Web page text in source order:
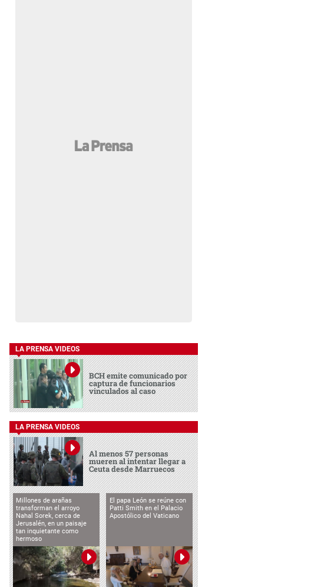
LA PRENSA VIDEOS
BCH emite comunicado por
captura de funcionarios
vinculados al caso
LA PRENSA VIDEOS
Al menos 57 personas
mueren al intentar llegar a
Ceuta desde Marruecos
Millones de arañas
transforman el arroyo
Nahal Sorek, cerca de
Jerusalén, en un paisaje
tan inquietante como
hermoso
El papa León se reúne con
Patti Smith en el Palacio
Apostólico del Vaticano